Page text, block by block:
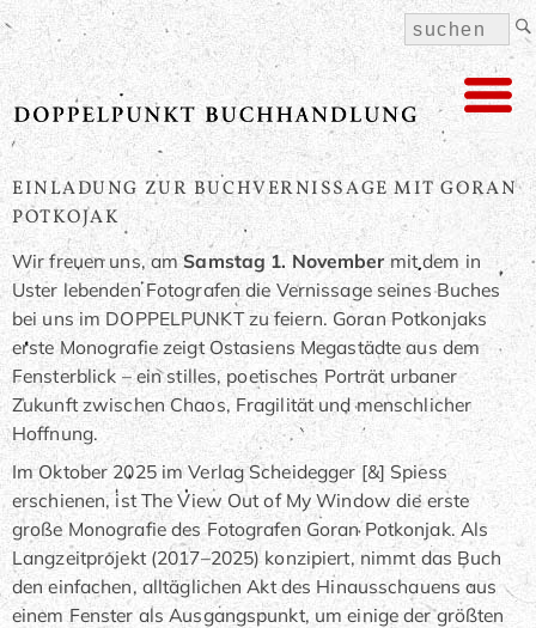
EINLADUNG ZUR BUCHVERNISSAGE MIT GORAN
POTKOJAK
Wir freuen uns, amSamstag 1. Novembermit dem in
Uster lebenden Fotografen die Vernissage seines Buches
bei uns im DOPPELPUNKT zu feiern. Goran Potkonjaks
erste Monografie zeigt Ostasiens Megastädte aus dem
Fensterblick – ein stilles, poetisches Porträt urbaner
Zukunft zwischen Chaos, Fragilität und menschlicher
Hoffnung.
Im Oktober 2025 im Verlag Scheidegger [&] Spiess
erschienen, ist The View Out of My Window die erste
große Monografie des Fotografen Goran Potkonjak. Als
Langzeitprojekt (2017–2025) konzipiert, nimmt das Buch
den einfachen, alltäglichen Akt des Hinausschauens aus
einem Fenster als Ausgangspunkt, um einige der größten